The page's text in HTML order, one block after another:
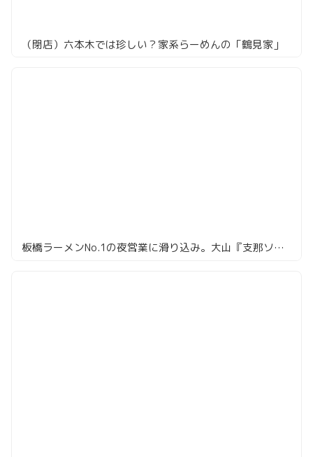
（閉店）六本木では珍しい？家系らーめんの「鶴見家」
板橋ラーメンNo.1の夜営業に滑り込み。大山『支那ソバ おさだ』でハイボール片手にチャーシューワンタンメン